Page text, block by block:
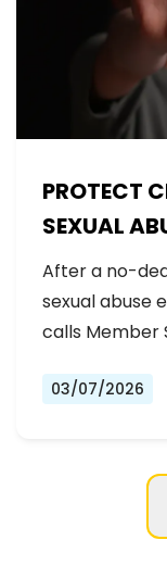
PROTECT
SEXUAL
SOLUTION
After a no-
sexual abuse
calls Member
03/07/2026